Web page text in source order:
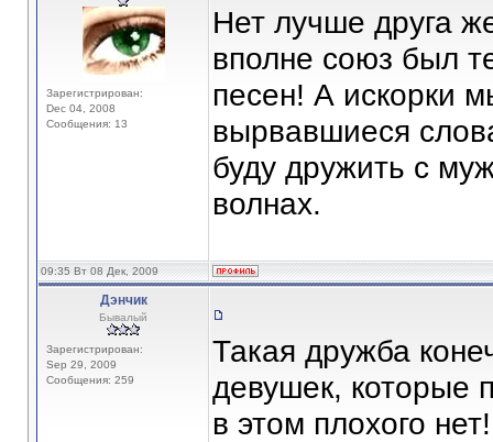
Зарегистрирован:
Dec 04, 2008
Сообщения: 13
Нет лучше друга
вполне союз был
песен! А искорки
вырвавшиеся
буду дружить с
волнах.
09:35 Вт 08 Дек, 2009
Дэнчик
Бывалый
Зарегистрирован:
Sep 29, 2009
Сообщения: 259
Такая дружба
девушек, которые
в этом плохого